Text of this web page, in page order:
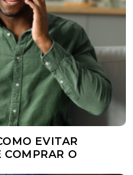
EVITAR
COMPRAR O